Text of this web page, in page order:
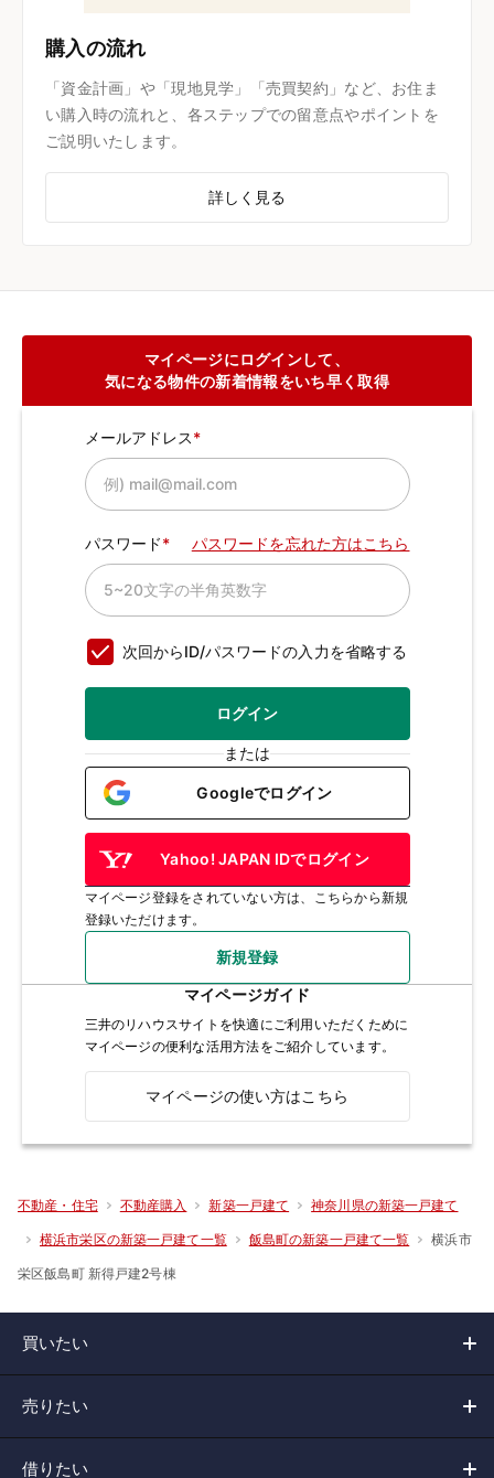
購入の流れ
「資金計画」や「現地見学」「売買契約」など、お住ま
い購入時の流れと、各ステップでの留意点やポイントを
ご説明いたします。
詳しく見る
マイページにログインして、
気になる物件の新着情報をいち早く取得
メールアドレス
パスワード パスワードを忘れた方はこちら
次回からID/パスワードの入力を省略する
ログイン
または
Googleでログイン
Yahoo! JAPAN IDでログイン
マイページ登録をされていない方は、こちらから新規
登録いただけます。
新規登録
マイページガイド
三井のリハウスサイトを快適にご利用いただくために
マイページの便利な活用方法をご紹介しています。
マイページの使い方はこちら
不動産・住宅 不動産購入 新築一戸建て 神奈川県の新築一戸建て
横浜市栄区の新築一戸建て一覧 飯島町の新築一戸建て一覧 横浜市
栄区飯島町 新得戸建2号棟
買いたい
売りたい
借りたい